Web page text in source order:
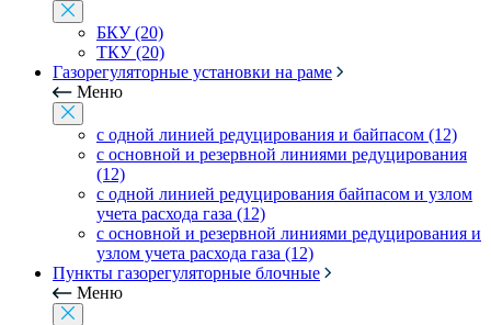
БКУ (20)
ТКУ (20)
Газорегуляторные установки на раме
Меню
с одной линией редуцирования и байпасом (12)
с основной и резервной линиями редуцирования
(12)
с одной линией редуцирования байпасом и узлом
учета расхода газа (12)
с основной и резервной линиями редуцирования и
узлом учета расхода газа (12)
Пункты газорегуляторные блочные
Меню